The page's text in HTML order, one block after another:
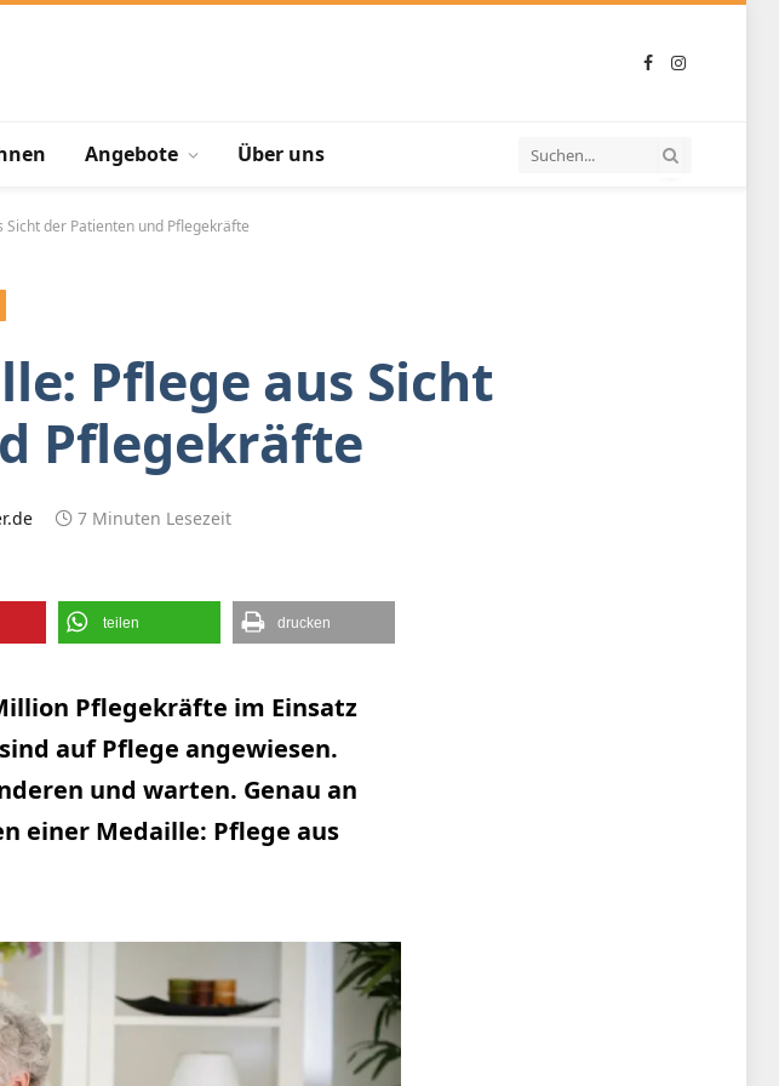
FacebookInstagram
Angebote Über uns
der Patienten und Pflegekräfte
Pflege aus Sicht
Pflegekräfte
7 Minuten Lesezeit
teilen drucken
Pflegekräfte im Einsatz
auf Pflege angewiesen.
und warten. Genau an
einer Medaille: Pflege aus